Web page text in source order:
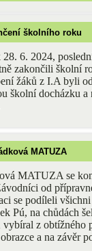
školního roku
6. 2024,
zakončili školní
žáků z I.A byli
školní docházku a
MATUZA
MATUZA se
od
se podíleli
Pú, na chůdách
z obtížného
a na závěr